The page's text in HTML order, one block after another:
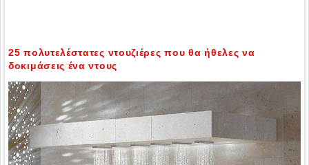
25 πολυτελέστατες ντουζιέρες που θα ήθελες να
δοκιμάσεις ένα ντους